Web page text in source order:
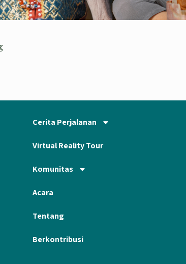
Cerita Perjalanan
Virtual Reality Tour
Komunitas
Acara
Tentang
Berkontribusi